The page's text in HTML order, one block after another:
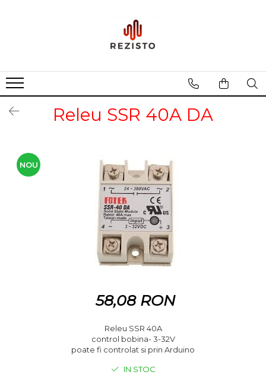
Rezistente cu profil special
Rezistente aero convectie
Rezistente panou solar
Releu SSR 40A DA
NOU
58,08 RON
Releu SSR 40A
control bobina- 3-32V
poate fi controlat si prin Arduino
IN STOC